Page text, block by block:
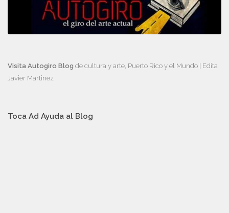
Visita Autogiro Blog de cultura y arte, Puerto Rico y el Mundo | Edita
Javier Martinez
Toca Ad Ayuda al Blog